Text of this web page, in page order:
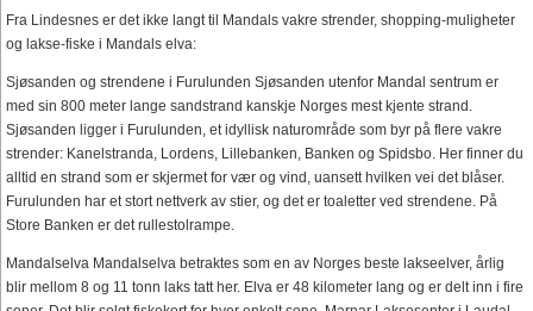
Fra Lindesnes er det ikke langt til Mandals vakre strender, shopping-muligheter
og lakse-fiske i Mandals elva:
Sjøsanden og strendene i Furulunden Sjøsanden utenfor Mandal sentrum er
med sin 800 meter lange sandstrand kanskje Norges mest kjente strand.
Sjøsanden ligger i Furulunden, et idyllisk naturområde som byr på flere vakre
strender: Kanelstranda, Lordens, Lillebanken, Banken og Spidsbo. Her finner du
alltid en strand som er skjermet for vær og vind, uansett hvilken vei det blåser.
Furulunden har et stort nettverk av stier, og det er toaletter ved strendene. På
Store Banken er det rullestolrampe.
Mandalselva Mandalselva betraktes som en av Norges beste lakseelver, årlig
blir mellom 8 og 11 tonn laks tatt her. Elva er 48 kilometer lang og er delt inn i fire